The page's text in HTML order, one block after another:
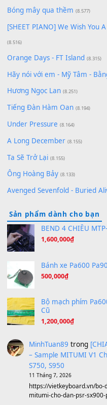
Cơn Mơ Băng Giá (9.103)
Chờ một tiếng yêu (8.991)
Lãng Quên Chiều Thu |
Qí shí bù xiǎng zǒu - 其实不
(8.929)
[SHEET] Ánh Trăng Nói Hộ
Quân | Intro + Pinyin
(8.651)
Bóng mây qua thềm
[SHEET PIANO] We Wish
(8.516)
Orange Days - FT Island
Hãy nói với em - Mỹ Tâm -
Hương Ngọc Lan (8.251)
Tiếng Đàn Hàm Oan
Under Pressure (8.164)
A Long December
Ta Sẽ Trở Lại (8.155)
Ông Hoàng Bảy (8.133)
Avenged Sevenfold - Buried
Sản phẩm dành cho bạn
BEND 4 CHIỀU
1,600,000₫